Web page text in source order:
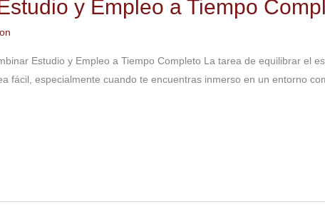
y Empleo a Tiempo
Estudio y Empleo a Tiempo Completo La tarea de equilibrar el
fácil, especialmente cuando te encuentras inmerso en un entorno